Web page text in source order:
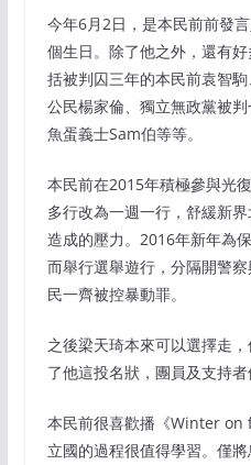
今年6月2日，是本民前前發
個生日。除了他之外，還有
括被判囚三年的本民前袁智
公民楊家倫、獨立無政黨被
魚蛋義士Sam伯等等。
本民前在2015年積極參與光
多行改為一週一行，舒緩新
造成的壓力。2016年新年為
而舉行選舉遊行，分隔開警
民一齊被控暴動罪。
之後梁天琦本來可以選擇走
了他這投名狀，團員及支持者
本民前很喜歡播《Winter on
立國的過程很值得學習。僅